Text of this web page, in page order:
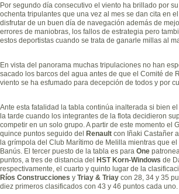
Por segundo día consecutivo el viento ha brillado por
ochenta tripulantes que una vez al mes se dan cita en el
disfrutar de un buen día de navegación además de
errores de maniobras, los fallos de estrategia pero
estos deportistas cuando se trata de ganarle millas al
En vista del panorama muchas tripulaciones no han
sacado los barcos del agua antes de que el Comité de
viento se ha esfumado para decepción de todos y por
Ante esta fatalidad la tabla continúa inalterada si bien
la tarde cuando los integrantes de la flota decidieron
competir en un solo grupo. A partir de este momento el
quince puntos seguido del
Renault con Iñaki Castañer
la grímpola del Club Marítimo de Melilla mientras que
Banús. El tercer puesto de la tabla es para One
puntos, a tres de distancia del
HST Korn-Windows de
respectivamente, el cuarto y quinto lugar de la
Ríos Construcciones y Triay & Triay con 28, 34 y 35
diez primeros clasificados con 43 y 46 puntos cada uno.